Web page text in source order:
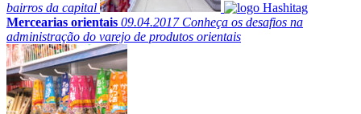
bairros da capital
Mercearias orientais 09.04.2017Conheça os desafios na
administração do varejo de produtos orientais